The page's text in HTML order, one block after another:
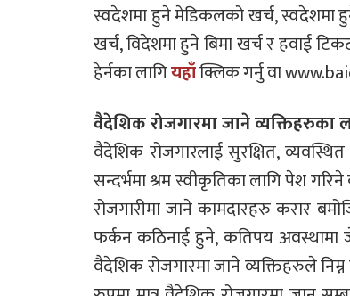
स्वदेशमा हुने मेडिकलको खर्च, स्वदेशमा
खर्च, विदेशमा हुने बिमा खर्च र हवाई
हेर्नका लागियहाँक्लिक गर्नु वा
वैदेशिक रोजगारमा जाने व्यक्तिहरुका
वैदेशिक रोजगारलाई सुरक्षित,
सन्दर्भमा श्रम स्वीकृतिका लागि पेश
रोजगारीमा जाने कामदारहरु करार
फर्कन कठिनाई हुने, कतिपय अवस्थामा
वैदेशिक रोजगारमा जाने व्यक्तिहरुले